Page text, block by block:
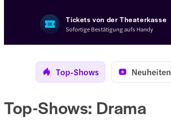
Tickets von der Theaterkasse
Sofortige Bestätigung aufs Handy
Top-Shows Neuheiten
Top-Shows: Drama